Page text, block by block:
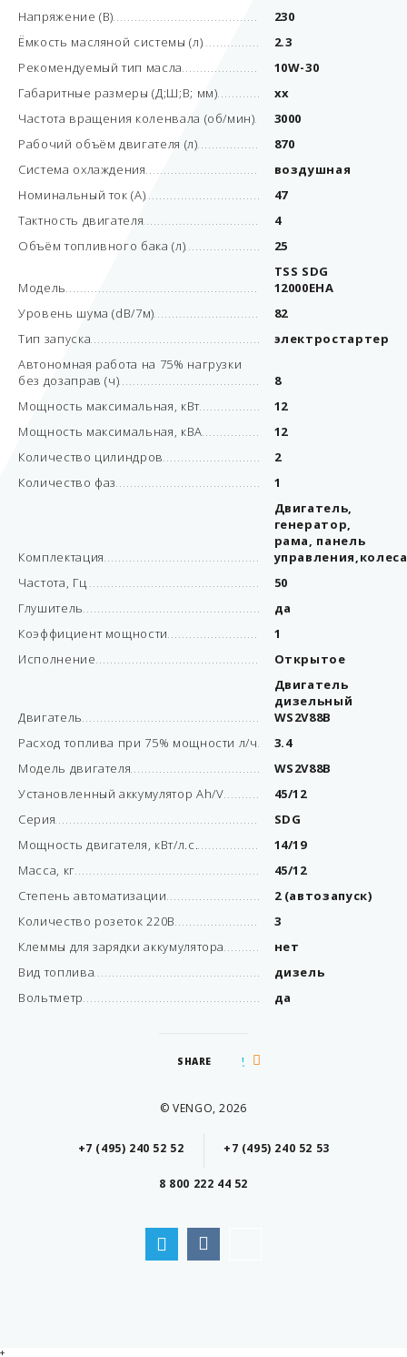
Напряжение (В)
230
Ёмкость масляной системы (л)
2.3
Рекомендуемый тип масла
10W-30
Габаритные размеры (Д;Ш;В; мм)
xx
Частота вращения коленвала (об/мин)
3000
Рабочий объём двигателя (л)
870
Система охлаждения
воздушная
Номинальный ток (А)
47
Тактность двигателя
4
Объём топливного бака (л)
25
Модель
TSS SDG
12000EHA
Уровень шума (dB/7м)
82
Тип запуска
электростартер
Автономная работа на 75% нагрузки
без дозаправ (ч)
8
Мощность максимальная, кВт
12
Мощность максимальная, кВА
12
Количество цилиндров
2
Количество фаз
1
Комплектация
Двигатель,
генератор,
рама, панель
Частота, Гц
50
Глушитель
да
Коэффициент мощности
1
Исполнение
Открытое
Двигатель
Двигатель
дизельный
WS2V88B
Расход топлива при 75% мощности л/ч
3.4
Модель двигателя
WS2V88B
Установленный аккумулятор Ah/V
45/12
Серия
SDG
Мощность двигателя, кВт/л.с.
14/19
Масса, кг
45/12
Степень автоматизации
2 (автозапуск)
Количество розеток 220В
3
Клеммы для зарядки аккумулятора
нет
Вид топлива
дизель
Вольтметр
да
SHARE
© VENGO, 2026
+7 (495) 240 52 52 +7 (495) 240 52 53
8 800 222 44 52
+